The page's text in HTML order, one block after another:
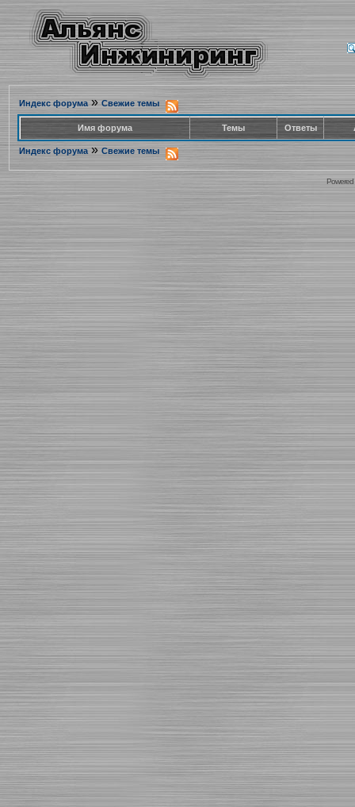
Индекс форума» Свежие темы
Имя форума Темы Ответы
Индекс форума » Свежие темы